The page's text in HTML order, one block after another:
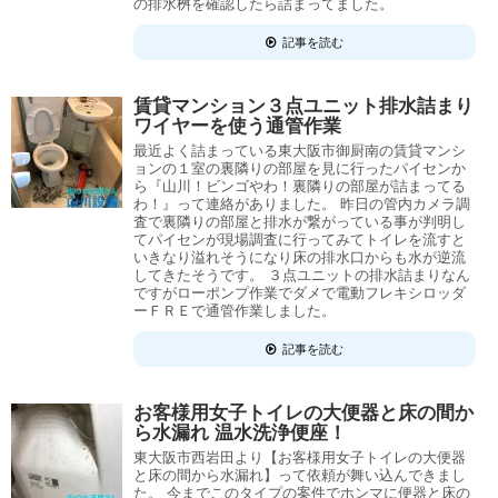
の排水桝を確認したら詰まってました。
記事を読む
賃貸マンション３点ユニット排水詰まり
ワイヤーを使う通管作業
最近よく詰まっている東大阪市御厨南の賃貸マンシ
ョンの１室の裏隣りの部屋を見に行ったパイセンか
ら『山川！ビンゴやわ！裏隣りの部屋が詰まってる
わ！』って連絡がありました。 昨日の管内カメラ調
査で裏隣りの部屋と排水が繋がっている事が判明し
てパイセンが現場調査に行ってみてトイレを流すと
いきなり溢れそうになり床の排水口からも水が逆流
してきたそうです。 ３点ユニットの排水詰まりなん
ですがローポンプ作業でダメで電動フレキシロッダ
ーＦＲＥで通管作業しました。
記事を読む
お客様用女子トイレの大便器と床の間か
ら水漏れ 温水洗浄便座！
東大阪市西岩田より【お客様用女子トイレの大便器
と床の間から水漏れ】って依頼が舞い込んできまし
た。 今までこのタイプの案件でホンマに便器と床の